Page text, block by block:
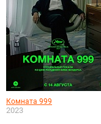
Комната 999
2023